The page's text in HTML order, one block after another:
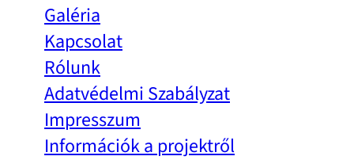
Galéria
Kapcsolat
Rólunk
Adatvédelmi Szabályzat
Impresszum
Információk a projektről